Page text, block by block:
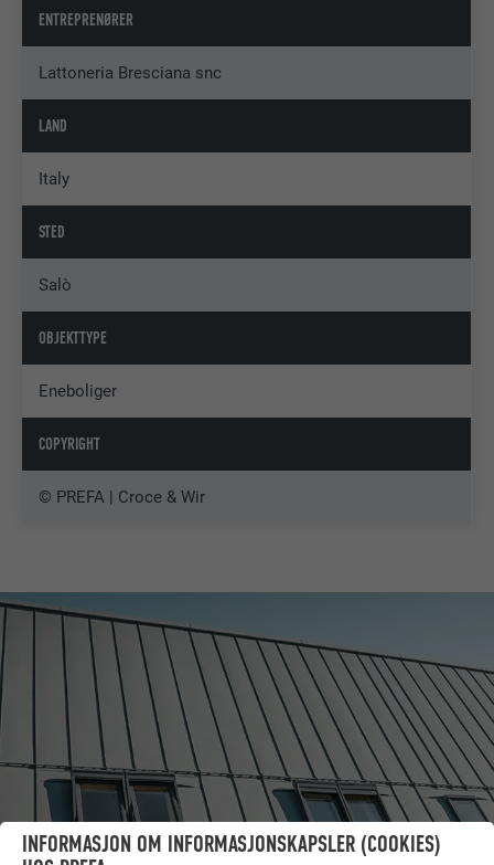
ENTREPRENØRER
Lattoneria Bresciana snc
LAND
Italy
STED
Salò
OBJEKTTYPE
Eneboliger
COPYRIGHT
© PREFA | Croce & Wir
INFORMASJON OM INFORMASJONSKAPSLER (COOKIES)